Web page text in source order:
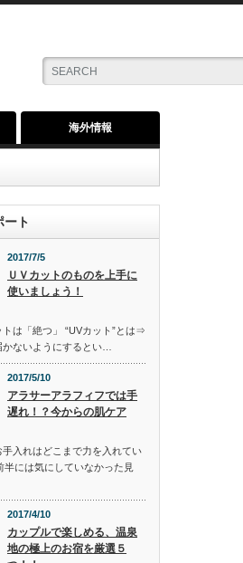
海外情報
ート
2017/7/5
ＵＶカットのものを上手に
使いましょう！
は「絶つ」 “UVカット”とは⇒
ないようにするとい…
2017/5/10
アラサーアラフィフでは手
遅れ！？今からの肌ケア
入れはどこまで力を入れてい
半には気にしていなかった見
2017/4/10
カップルで楽しめる、温泉
地の極上のお宿を厳選５